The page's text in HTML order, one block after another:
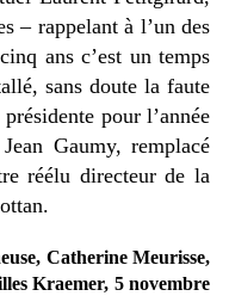
– rappelant à l’un des
ans c’est un temps
sans doute la faute
pour l’année
Gaumy, remplacé
réélu directeur de la
Catherine Meurisse,
Kraemer, 5 novembre